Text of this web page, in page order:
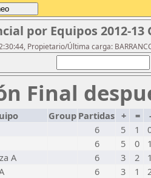
por Equipos 2012-13
Propietario/Última carga:
Final
Group Partidas + =
6 5 1
6 5 0
A 6 3 2
6 3 1